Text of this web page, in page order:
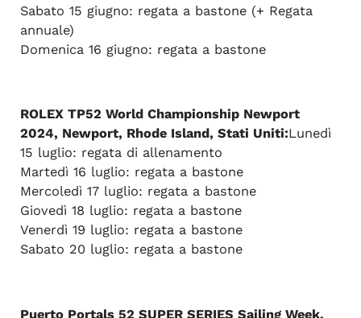
Sabato 15 giugno: regata a bastone (+ Regata
annuale)
Domenica 16 giugno: regata a bastone
ROLEX TP52 World Championship Newport
2024, Newport, Rhode Island, Stati Uniti:Lunedì
15 luglio: regata di allenamento
Martedì 16 luglio: regata a bastone
Mercoledì 17 luglio: regata a bastone
Giovedì 18 luglio: regata a bastone
Venerdì 19 luglio: regata a bastone
Sabato 20 luglio: regata a bastone
Puerto Portals 52 SUPER SERIES Sailing Week,